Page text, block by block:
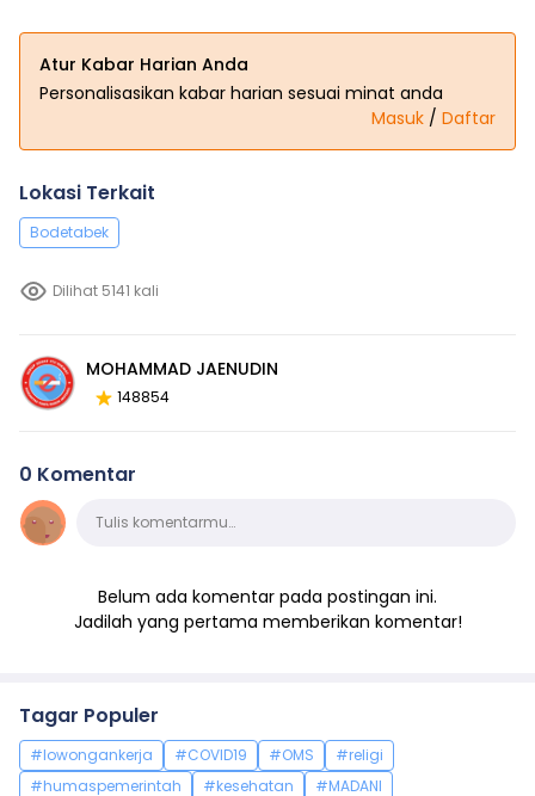
Atur Kabar Harian Anda
Personalisasikan kabar harian sesuai minat anda
Masuk / Daftar
Lokasi Terkait
Bodetabek
Dilihat 5141 kali
MOHAMMAD JAENUDIN
148854
0 Komentar
KomentarTulis komentarmu…
Belum ada komentar pada postingan ini.
Jadilah yang pertama memberikan komentar!
Tagar Populer
#lowongankerja #COVID19 #OMS
#religi
#humaspemerintah
#kesehatan #MADANI